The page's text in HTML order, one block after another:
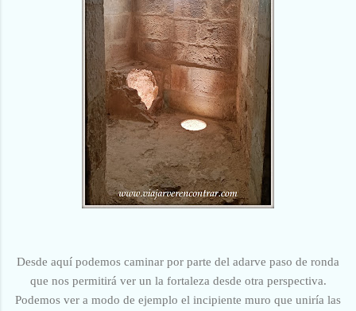
Desde aquí podemos caminar por parte del adarve paso de ronda
que nos permitirá ver un la fortaleza desde otra perspectiva.
Podemos ver a modo de ejemplo el incipiente muro que uniría las